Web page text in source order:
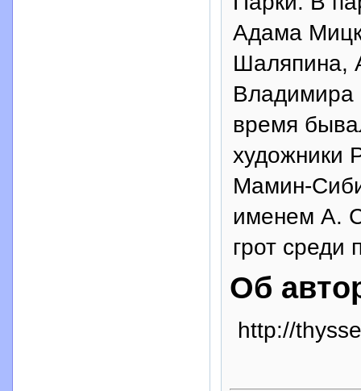
Адама
Шаляпина,
Владимира
время
художники
Мамин-
именем А.
грот среди
Об
http://